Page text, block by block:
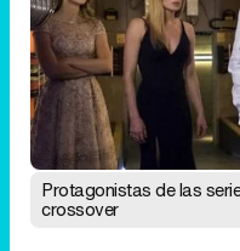
Protagonistas de las
crossover